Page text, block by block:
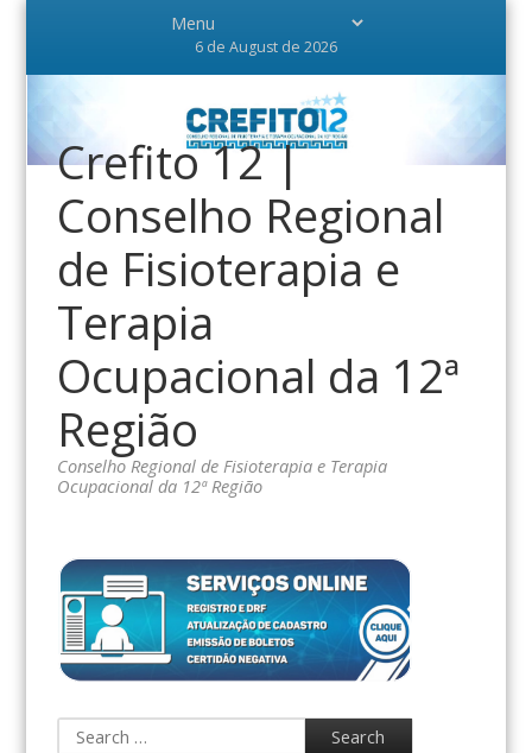
6 de August de 2026
Crefito 12 |
Conselho Regional
de Fisioterapia e
Terapia
Ocupacional da 12ª
Região
Conselho Regional de Fisioterapia e Terapia
Ocupacional da 12ª Região